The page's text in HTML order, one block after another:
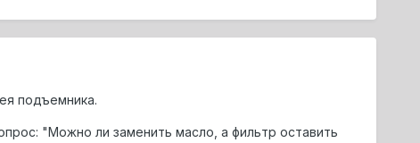
подъемника.
"Можно ли заменить масло, а фильтр оставить